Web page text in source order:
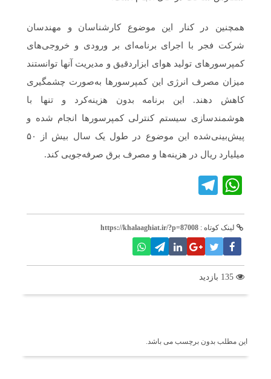
همچنین در کنار این موضوع کارشناسان و مهندسان
شرکت فجر با اجرای برنامه‌ای بر ورودی و خروجی‌های
کمپرسورهای تولید هوای ابزاردقیق و مدیریت آنها توانستند
میزان مصرف انرژی این کمپرسورها به‌صورت چشمگیری
کاهش دهند. این برنامه بدون هزینه‌کرد و تنها با
هوشمندسازی سیستم کنترلی کمپرسورها انجام شده و
پیش‌بینی‌شده این موضوع در طول یک سال بیش از ۵۰
میلیارد ریال در هزینه‌ها و مصرف برق صرفه‌جویی کند.
WhatsApp
لینک کوتاه : https://khalaaghiat.ir/?p=87008
این مطلب بدون برچسب می باشد.